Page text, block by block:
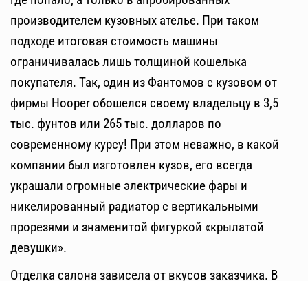
производителем кузовных ателье. При таком
подходе итоговая стоимость машины
ограничивалась лишь толщиной кошелька
покупателя. Так, один из Фантомов с кузовом от
фирмы Hooper обошелся своему владельцу в 3,5
тыс. фунтов или 265 тыс. долларов по
современному курсу! При этом неважно, в какой
компании был изготовлен кузов, его всегда
украшали огромные электрические фары и
никелированный радиатор с вертикальными
прорезями и знаменитой фигуркой «крылатой
девушки».
Отделка салона зависела от вкусов заказчика. В